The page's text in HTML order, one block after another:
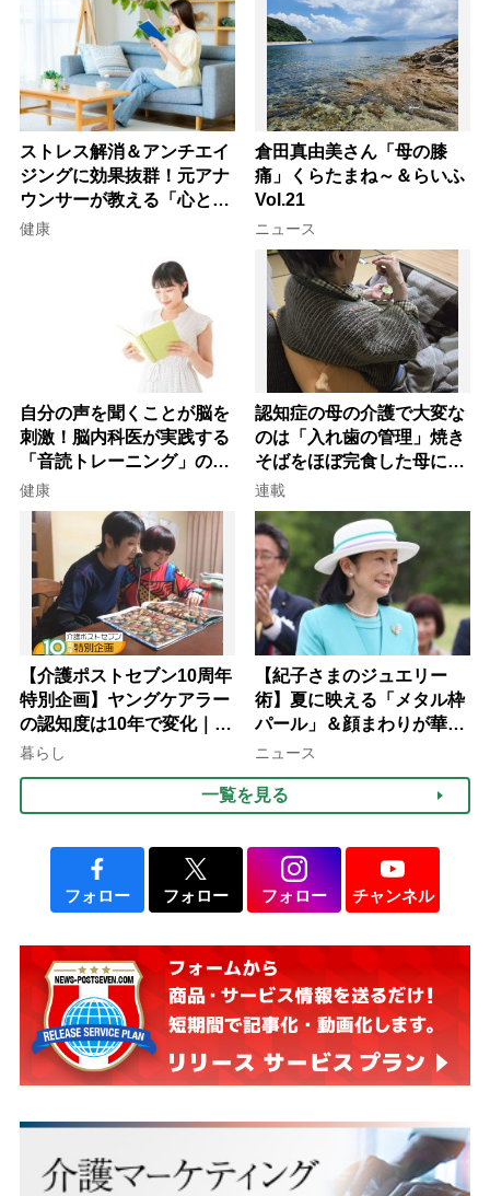
ストレス解消＆アンチエイ
ジングに効果抜群！元アナ
ウンサーが教える「心と体
を元気にする音読の習慣」
健康
倉田真由美さん「母の膝
痛」くらたまね～＆らいふ
Vol.21
ニュース
自分の声を聞くことが脳を
刺激！脳内科医が実践する
「音読トレーニング」の極
意
健康
認知症の母の介護で大変な
のは「入れ歯の管理」焼き
そばをほぼ完食した母に息
子が血の気が引いた理由
連載
【介護ポストセブン10周年
特別企画】ヤングケアラー
の認知度は10年で変化｜流
行語大賞にノミネート、法
暮らし
【紀子さまのジュエリー
術】夏に映える「メタル枠
パール」＆顔まわりが華や
ぐ「揺れる一粒」の使い分
ニュース
一覧を見る
フォロー フォロー フォロー チャンネル